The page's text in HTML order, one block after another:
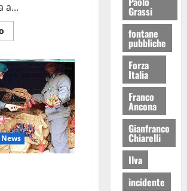
a...
News
Grassi
fontane
pubbliche
Forza
Italia
Franco
Ancona
Gianfranco
Chiarelli
Ilva
incidente